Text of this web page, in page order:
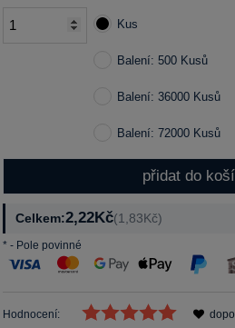
Kus
Balení: 500 Kusů
Balení: 36000 Kusů
Balení: 72000 Kusů
přidat do
Celkem:2,22Kč(1,83Kč)
*- Pole povinné
Hodnocení: